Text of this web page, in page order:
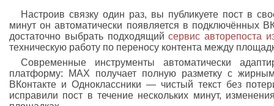
Настроив связку один раз, вы публикуете пост в
минут он автоматически появляется в подключённых
достаточно выбрать подходящийсервис авторепоста
техническую работу по переносу контента между
Современные инструменты автоматически
платформу: MAX получает полную разметку с
ВКонтакте и Одноклассники — чистый текст без
исправили пост в течение нескольких минут,